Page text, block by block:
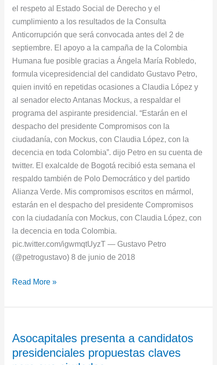
el respeto al Estado Social de Derecho y el
cumplimiento a los resultados de la Consulta
Anticorrupción que será convocada antes del 2 de
septiembre. El apoyo a la campaña de la Colombia
Humana fue posible gracias a Ángela María Robledo,
formula vicepresidencial del candidato Gustavo Petro,
quien invitó en repetidas ocasiones a Claudia López y
al senador electo Antanas Mockus, a respaldar el
programa del aspirante presidencial. “Estarán en el
despacho del presidente Compromisos con la
ciudadanía, con Mockus, con Claudia López, con la
decencia en toda Colombia”. dijo Petro en su cuenta de
twitter. El exalcalde de Bogotá recibió esta semana el
respaldo también de Polo Democrático y del partido
Alianza Verde. Mis compromisos escritos en mármol,
estarán en el despacho del presidente Compromisos
con la ciudadanía con Mockus, con Claudia López, con
la decencia en toda Colombia.
pic.twitter.com/igwmqtUyzT — Gustavo Petro
(@petrogustavo) 8 de junio de 2018
Read More »
Asocapitales presenta a candidatos
presidenciales propuestas claves
presenta
a